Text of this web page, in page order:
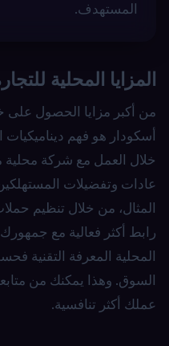
المستهدف.
المزايا المحلية
من أكبر مزايا الحصول على
أسكودار هو فهم
خلال العمل مع شركة محلية
عادات وتفضيلات
المثال، من خلال تنظيم
رابط أكثر فعالية مع
المحلية المعرفة التقنية
السوق. وهذا يمكنك من
عملك أكثر تنافسية.